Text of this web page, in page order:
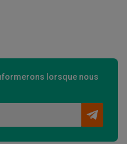
lorsque nous